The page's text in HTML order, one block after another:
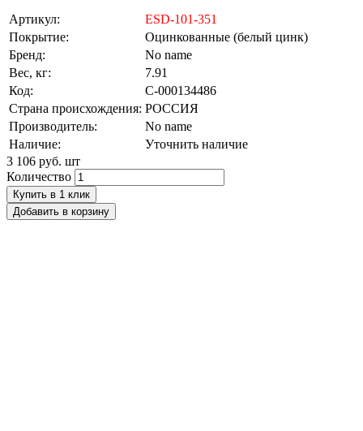
Артикул:
ESD-101-351
Покрытие:
Оцинкованные (белый цинк)
Бренд:
No name
Вес, кг:
7.91
Код:
С-000134486
Страна происхождения: РОССИЯ
Производитель:
No name
Наличие:
Уточнить наличие
3 106 руб. шт
Количество
Купить в 1 клик
Добавить в корзину